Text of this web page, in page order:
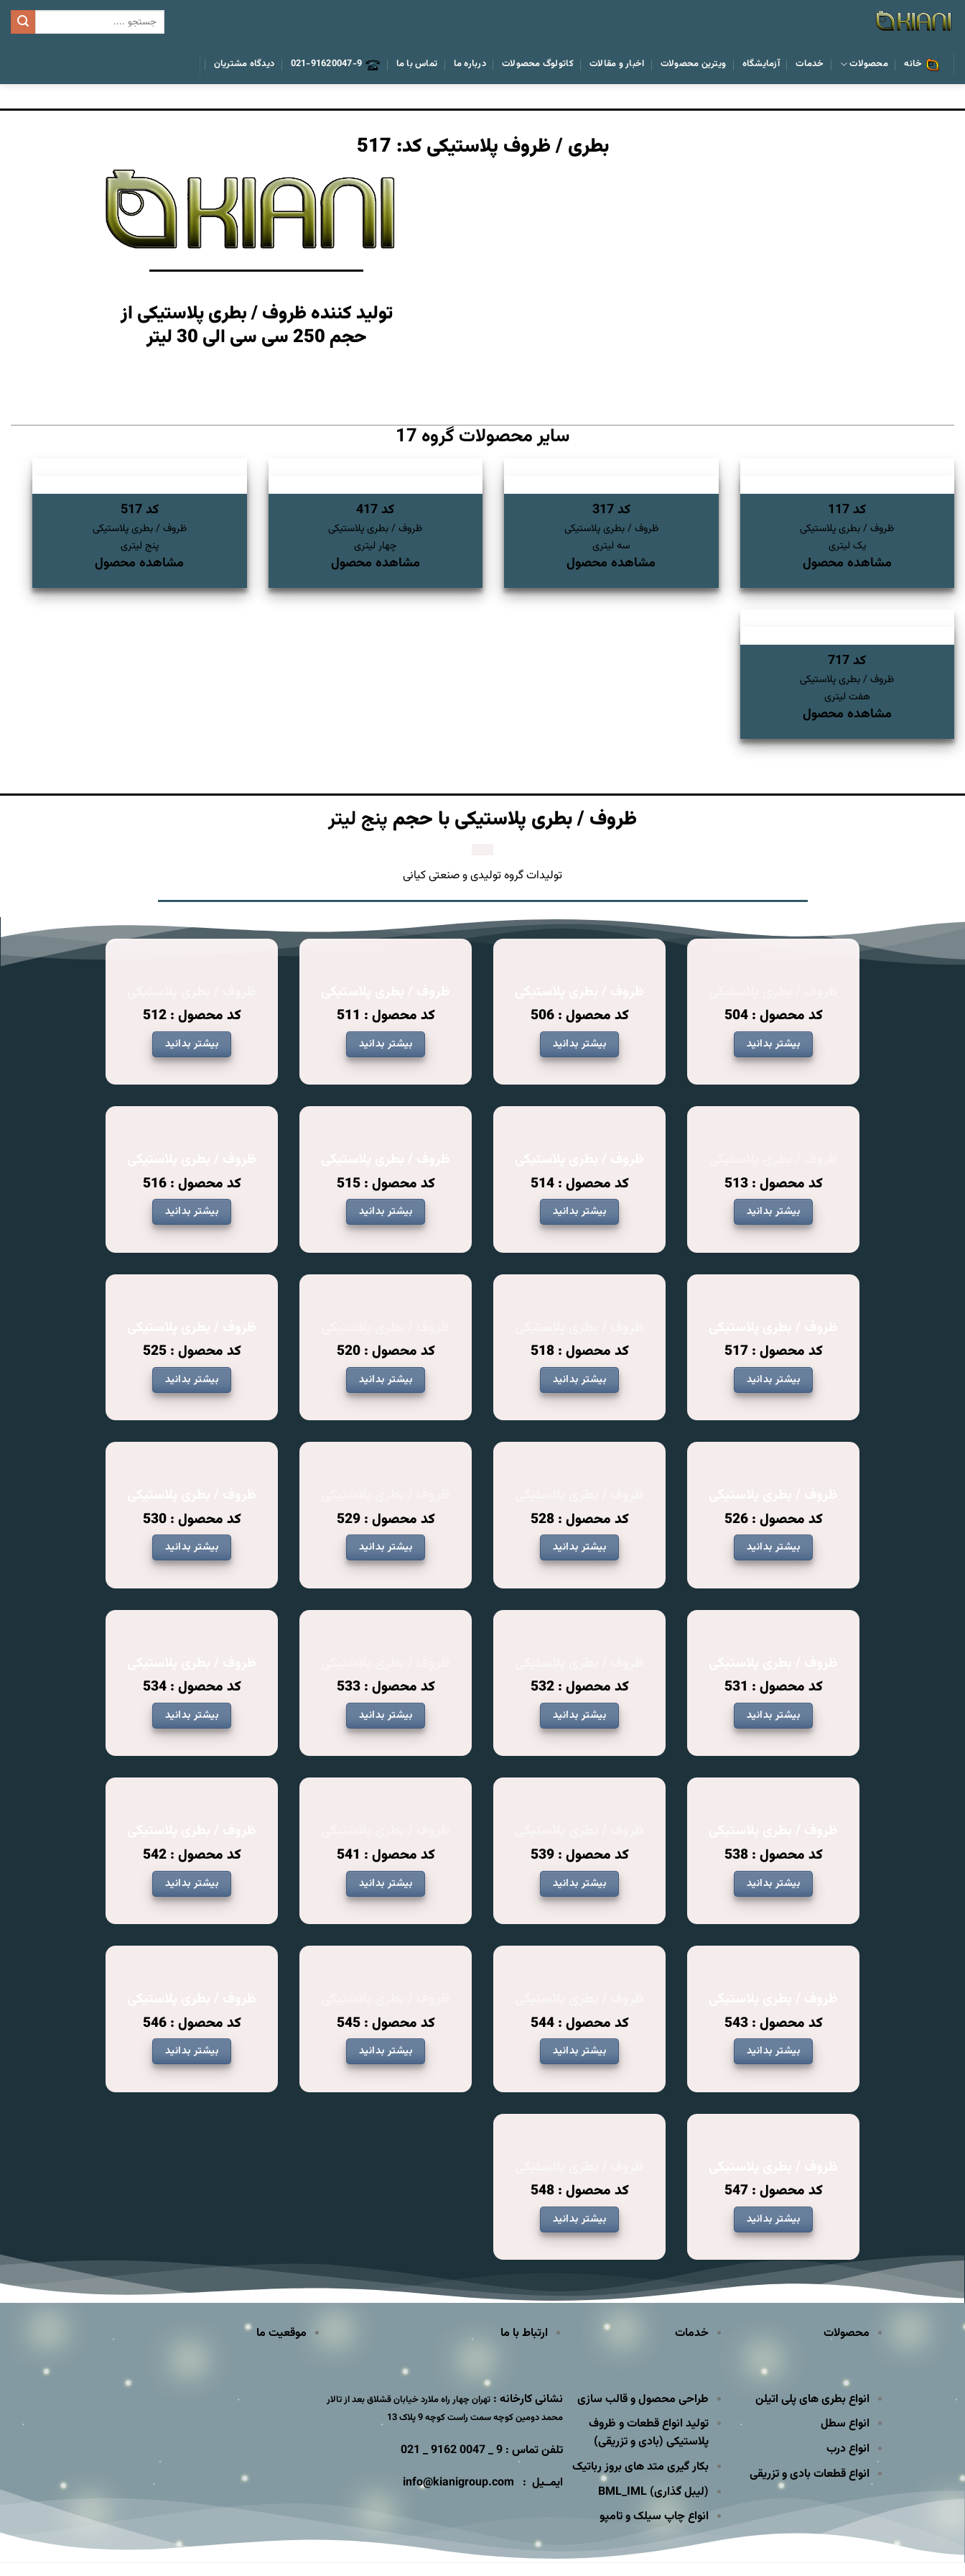
پرش
خانه محصولات خدمات آزمایشگاه ویترین محصولات اخبار و مقالات کاتولوگ محصولات درباره ما تماس با ما 021-91620047-9 دیدگاه مشتریان
بطری / ظروف پلاستیکی کد: 517
تولید کننده ظروف / بطری پلاستیکی از
حجم 250 سی سی الی 30 لیتر
سایر محصولات گروه 17
کد 117
ظروف / بطری پلاستیکی
یک لیتری
مشاهده محصول
کد 317
ظروف / بطری پلاستیکی
سه لیتری
مشاهده محصول
کد 417
ظروف / بطری پلاستیکی
چهار لیتری
مشاهده محصول
کد 517
ظروف / بطری پلاستیکی
پنج لیتری
مشاهده محصول
کد 717
ظروف / بطری پلاستیکی
هفت لیتری
مشاهده محصول
ظروف / بطری پلاستیکی با حجم پنج لیتر
تولیدات گروه تولیدی و صنعتی کیانی
کد محصول : 504
بیشتر بدانید
کد محصول : 506
بیشتر بدانید
کد محصول : 511
بیشتر بدانید
کد محصول : 512
بیشتر بدانید
کد محصول : 513
بیشتر بدانید
کد محصول : 514
بیشتر بدانید
کد محصول : 515
بیشتر بدانید
کد محصول : 516
بیشتر بدانید
کد محصول : 517
بیشتر بدانید
کد محصول : 518
بیشتر بدانید
کد محصول : 520
بیشتر بدانید
کد محصول : 525
بیشتر بدانید
کد محصول : 526
بیشتر بدانید
کد محصول : 528
بیشتر بدانید
کد محصول : 529
بیشتر بدانید
کد محصول : 530
بیشتر بدانید
کد محصول : 531
بیشتر بدانید
کد محصول : 532
بیشتر بدانید
کد محصول : 533
بیشتر بدانید
کد محصول : 534
بیشتر بدانید
کد محصول : 538
بیشتر بدانید
کد محصول : 539
بیشتر بدانید
کد محصول : 541
بیشتر بدانید
کد محصول : 542
بیشتر بدانید
کد محصول : 543
بیشتر بدانید
کد محصول : 544
بیشتر بدانید
کد محصول : 545
بیشتر بدانید
کد محصول : 546
بیشتر بدانید
کد محصول : 547
بیشتر بدانید
کد محصول : 548
بیشتر بدانید
محصولات
انواع بطری های پلی اتیلن
انواع سطل
انواع درب
انواع قطعات بادی و تزریقی
خدمات
طراحی محصول و قالب سازی
تولید انواع قطعات و ظروف
پلاستیکی (بادی و تزریقی)
بکار گیری متد های بروز رباتیک
(لیبل گذاری) BML_IML
انواع چاپ سیلک و تامپو
ارتباط با ما
نشانی کارخانه : تهران چهار راه ملارد خیابان قشلاق بعد از تالار
محمد دومین کوچه سمت راست کوچه 9 پلاک 13
تلفن تماس : 9 _ 0047 9162 _ 021
ایمــیل : info@kianigroup.com
موقعیت ما